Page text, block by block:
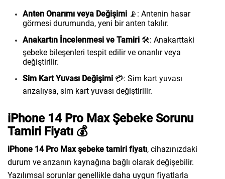
Anten Onarımı veya Değişimi 📡: Antenin hasar
görmesi durumunda, yeni bir anten takılır.
Anakartın İncelenmesi ve Tamiri 🛠️: Anakarttaki
şebeke bileşenleri tespit edilir ve onarılır veya
değiştirilir.
Sim Kart Yuvası Değişimi 💳: Sim kart yuvası
arızalıysa, sim kart yuvası değiştirilir.
iPhone 14 Pro Max Şebeke Sorunu
Tamiri Fiyatı 💰
iPhone 14 Pro Max şebeke tamiri fiyatı, cihazınızdaki
durum ve arızanın kaynağına bağlı olarak değişebilir.
Yazılımsal sorunlar genellikle daha uygun fiyatlarla